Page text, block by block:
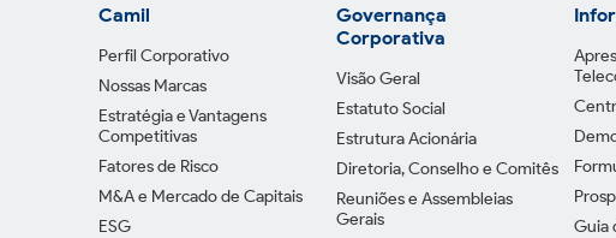
Camil
Perfil Corporativo
Nossas Marcas
Estratégia e Vantagens
Competitivas
Fatores de Risco
M&A e Mercado de Capitais
ESG
Governança
Corporativa
Visão Geral
Estatuto Social
Estrutura Acionária
Diretoria, Conselho e Comitês
Reuniões e Assembleias
Gerais
Guia